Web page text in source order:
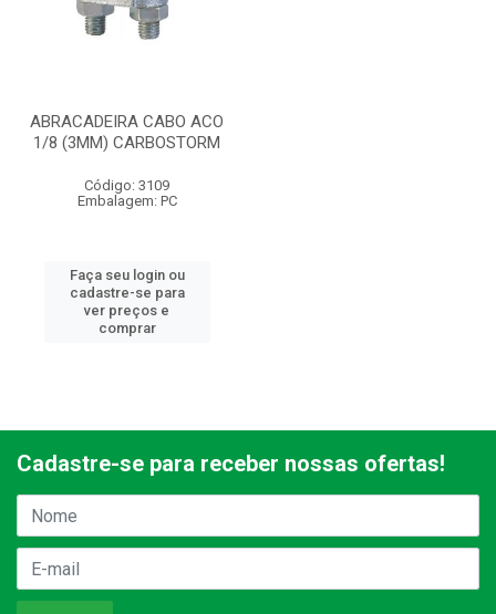
ABRACADEIRA CABO ACO
1/8 (3MM) CARBOSTORM
Código: 3109
Embalagem: PC
Faça seu login ou
cadastre-se para
ver preços e
comprar
Cadastre-se para receber nossas ofertas!